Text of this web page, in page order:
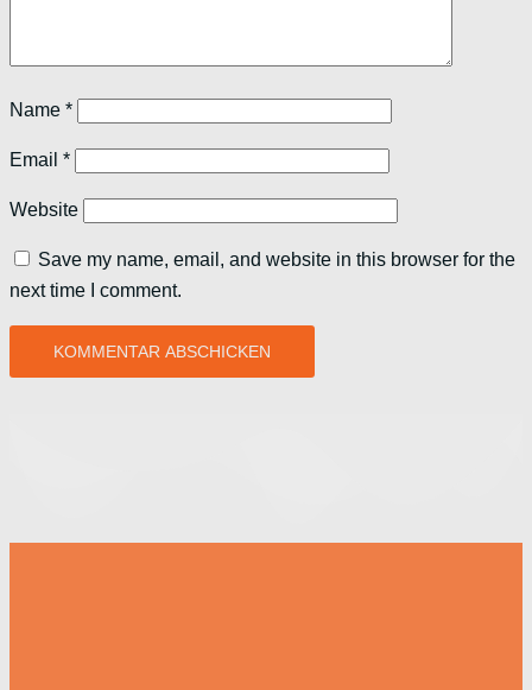
Name *
Email *
Website
Save my name, email, and website in this browser for the
next time I comment.